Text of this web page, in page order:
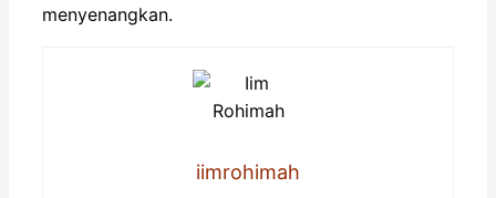
menyenangkan.
iimrohimah